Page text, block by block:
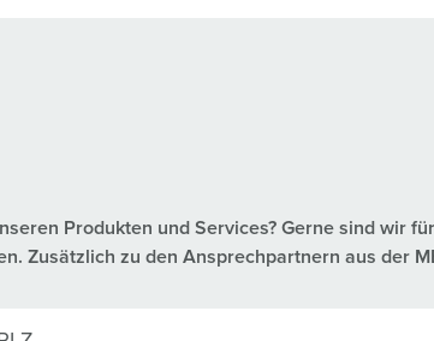
Produkten und Services? Gerne sind wir
Zusätzlich zu den Ansprechpartnern aus der